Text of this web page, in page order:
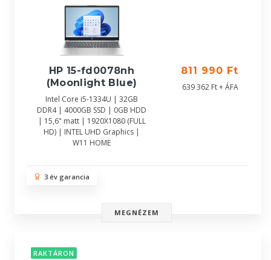
HP 15-fd0078nh
(Moonlight Blue)
Intel Core i5-1334U | 32GB
DDR4 | 4000GB SSD | 0GB HDD
| 15,6" matt | 1920X1080 (FULL
HD) | INTEL UHD Graphics |
W11 HOME
811 990 Ft
639 362 Ft + ÁFA
3 év garancia
MEGNÉZEM
RAKTÁRON